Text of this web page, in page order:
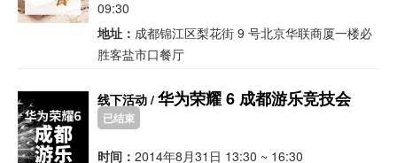
09:30
地址： 成都锦江区梨花街 9 号北京华联商厦一楼必
胜客盐市口餐厅
线下活动 / 华为荣耀 6 成都游乐竞技会
已结束
时间： 2014年8月31日 13:30 ~ 16:30